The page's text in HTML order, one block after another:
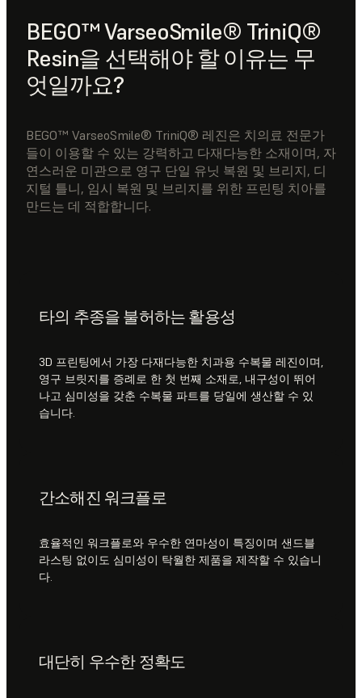
BEGO™ VarseoSmile® TriniQ®
Resin을 선택해야 할 이유는 무
엇일까요?
BEGO™ VarseoSmile® TriniQ® 레진은 치의료 전문가
들이 이용할 수 있는 강력하고 다재다능한 소재이며, 자
연스러운 미관으로 영구 단일 유닛 복원 및 브리지, 디
지털 틀니, 임시 복원 및 브리지를 위한 프린팅 치아를
만드는 데 적합합니다.
타의 추종을 불허하는 활용성
3D 프린팅에서 가장 다재다능한 치과용 수복물 레진이며,
영구 브릿지를 증례로 한 첫 번째 소재로, 내구성이 뛰어
나고 심미성을 갖춘 수복물 파트를 당일에 생산할 수 있
습니다.
간소해진 워크플로
효율적인 워크플로와 우수한 연마성이 특징이며 샌드블
라스팅 없이도 심미성이 탁월한 제품을 제작할 수 있습니
다.
대단히 우수한 정확도